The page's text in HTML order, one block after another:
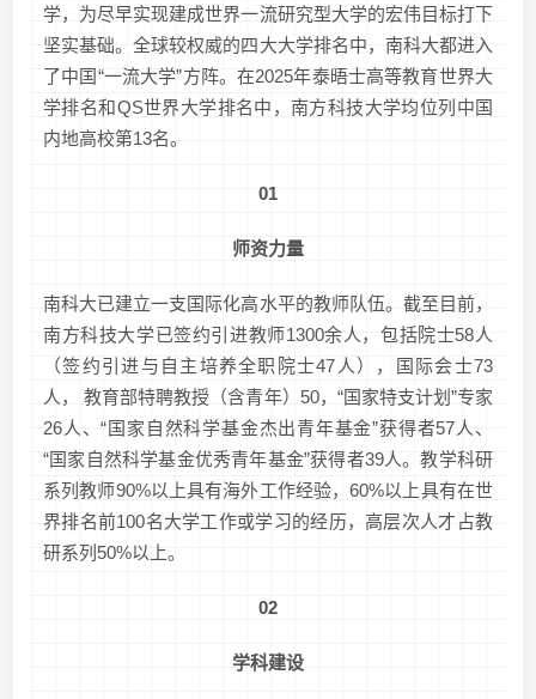
学，为尽早实现建成世界一流研究型大学的宏伟目标打下
坚实基础。全球较权威的四大大学排名中，南科大都进入
了中国“一流大学”方阵。在2025年泰晤士高等教育世界大
学排名和QS世界大学排名中，南方科技大学均位列中国
内地高校第13名。
01
师资力量
南科大已建立一支国际化高水平的教师队伍。截至目前，
南方科技大学已签约引进教师1300余人，包括院士58人
（签约引进与自主培养全职院士47人），国际会士73
人， 教育部特聘教授（含青年）50，“国家特支计划”专家
26人、“国家自然科学基金杰出青年基金”获得者57人、
“国家自然科学基金优秀青年基金”获得者39人。教学科研
系列教师90%以上具有海外工作经验，60%以上具有在世
界排名前100名大学工作或学习的经历，高层次人才占教
研系列50%以上。
02
学科建设